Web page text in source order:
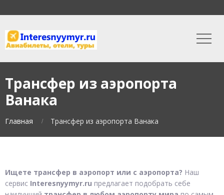
Трансфер из аэропорта
Ванака
Главная Трансфер из аэропорта Ванака
Ищете трансфер в аэропорт или с аэропорта? Наш
сервис Interesnyymyr.ru предлагает подобрать себе